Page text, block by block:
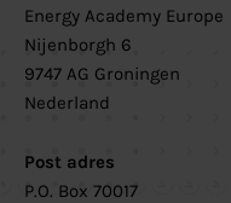
Energy Academy Europe
Nijenborgh 6
9747 AG Groningen
Nederland
Post adres
P.O. Box 70017